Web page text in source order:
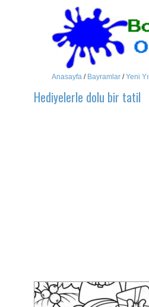
Anasayfa / Bayramlar /Yeni Yıl
Hediyelerle dolu bir tatil